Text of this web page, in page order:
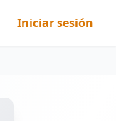
Iniciar sesión